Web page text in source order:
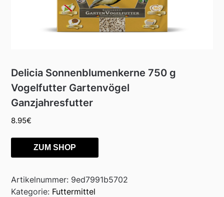
Delicia Sonnenblumenkerne 750 g
Vogelfutter Gartenvögel
Ganzjahresfutter
8.95€
ZUM SHOP
Artikelnummer: 9ed7991b5702
Kategorie: Futtermittel